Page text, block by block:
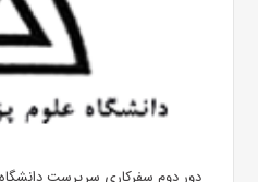
دور دوم سفرکاری سرپرست